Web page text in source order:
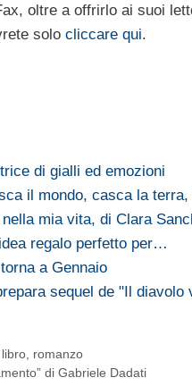
oltre a offrirlo ai suoi
solo cliccare qui.
di gialli ed emozioni
il mondo, casca la
mia vita, di Clara
regalo perfetto per…
a Gennaio
sequel de "Il diavolo
romanzo
di Gabriele Dadati